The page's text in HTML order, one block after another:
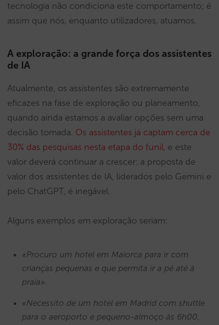
tecnologia não condiciona este comportamento; é
assim que nós, enquanto utilizadores, atuamos.
A exploração: a grande força dos assistentes
de IA
Atualmente, os assistentes são extremamente
eficazes na fase de exploração ou planeamento,
quando ainda estamos a avaliar opções sem uma
decisão tomada. Os assistentes já captam cerca de
30% das pesquisas nesta etapa do funil, e este
valor deverá continuar a crescer: a proposta de
valor dos assistentes de IA, liderados pelo Gemini e
pelo ChatGPT, é inegável.
Alguns exemplos em exploração seriam:
«Procuro um hotel em Maiorca para ir com
crianças pequenas e que permita ir a pé até à
praia».
«Necessito de um hotel em Madrid com shuttle
para o aeroporto e pequeno-almoço às 6h00,